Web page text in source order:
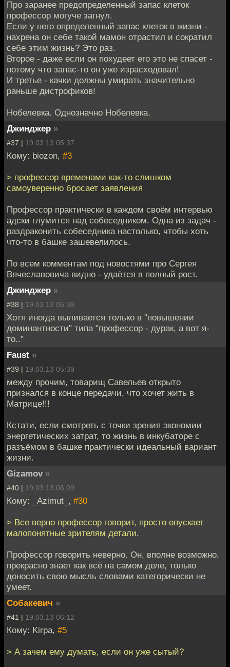
Про заранее предопределенный запас клеток
профессор могуче загнул.
Если у него определенный запас клеток в жизни -
нахрена он себе такой мамон отрастил и сократил
себе этим жизнь? Это раз.
Второе - даже если он похудеет его это не спасет -
потому что запас-то он уже израсходовал!
И третье - качки должны умирать значительно
раньше дистрофиков!
Нобелевка. Однозначно Нобелевка.
Джинджер »
#37 | 19.03.13 05:37
Кому: biozon, #3
> профессор временами как-то слишком
самоуверенно бросает заявления
Профессор практически в каждом своём интервью
адски глумится над собеседником. Одна из задач -
раздраконить собеседника настолько, чтобы хоть
что-то в башке зашевелилось.
По всем комментам под новостями про Сергея
Вячеславовича видно - удаётся в полный рост.
Джинджер »
#38 | 19.03.13 05:38
Хотя иногда выливается только в "повышении
доминантности" типа "профессор - дурак, а вот я-
то.."
Faust »
#39 | 19.03.13 05:39
между прочим, товарищ Савельев открыто
признался в конце передачи, что хочет жить в
Матрице!!!
Кстати, если смотреть с точки зрения экономии
энергетических затрат, то жизнь в инкубаторе с
разъёмом в башке практически идеальный вариант
жизни.
Gizamov »
#40 | 19.03.13 06:09
Кому: _Azimut_, #30
> Все верно профессор говорит, просто опускает
малопонятные зрителям детали.
Профессор говорить неверно. Он, вполне возможно,
прекрасно знает как всё на самом деле, только
доносить свою мысль словами категорически не
умеет.
Собакевич »
#41 | 19.03.13 06:12
Кому: Kirpa, #5
> А зачем ему думать, если он уже сытый?